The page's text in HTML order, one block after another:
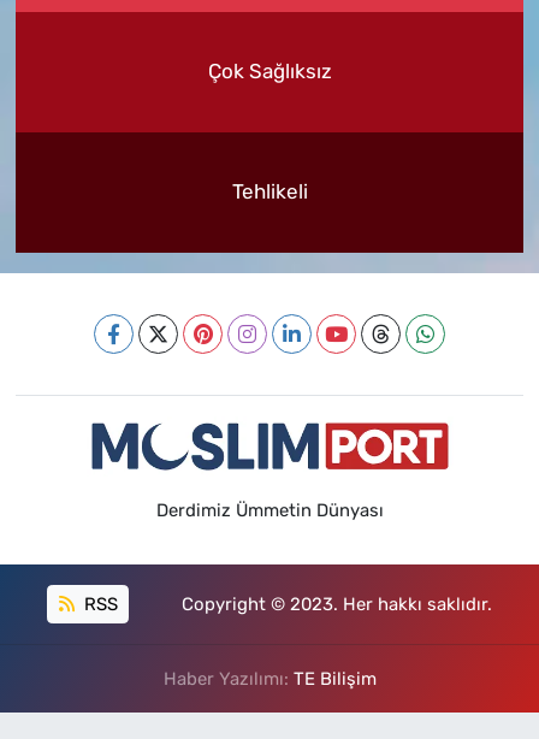
Çok Sağlıksız
Tehlikeli
Derdimiz Ümmetin Dünyası
RSS Copyright © 2023. Her hakkı saklıdır.
Haber Yazılımı: TE Bilişim